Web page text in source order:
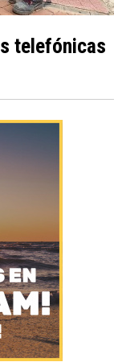
telefónicas